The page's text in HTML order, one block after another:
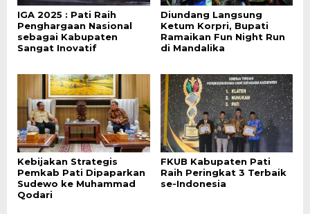
IGA 2025 : Pati Raih
Penghargaan Nasional
sebagai Kabupaten
Sangat Inovatif
Diundang Langsung
Ketum Korpri, Bupati
Ramaikan Fun Night Run
di Mandalika
Kebijakan Strategis
Pemkab Pati Dipaparkan
Sudewo ke Muhammad
Qodari
FKUB Kabupaten Pati
Raih Peringkat 3 Terbaik
se-Indonesia